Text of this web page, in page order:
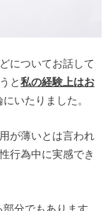
についてお話して
と私の経験上はお
いたりました。
が薄いとは言われ
行為中に実感でき
分でもあります